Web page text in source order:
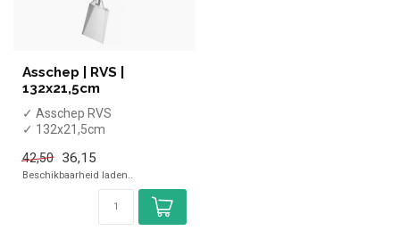
Asschep | RVS |
132x21,5cm
✓ Asschep RVS
✓ 132x21,5cm
42,50
36,15
Beschikbaarheid laden..